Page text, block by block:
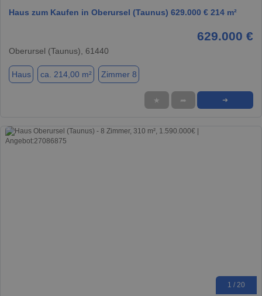
Haus zum Kaufen in Oberursel (Taunus) 629.000 € 214 m²
629.000 €
Oberursel (Taunus), 61440
Haus ca. 214,00 m² Zimmer 8
★ ➦ ➜
1 / 20